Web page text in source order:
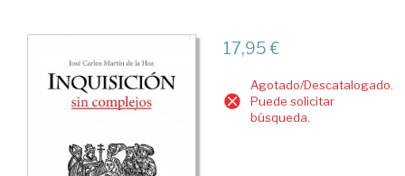
17,95 €
Agotado/Descatalogado.
Puede solicitar
búsqueda.